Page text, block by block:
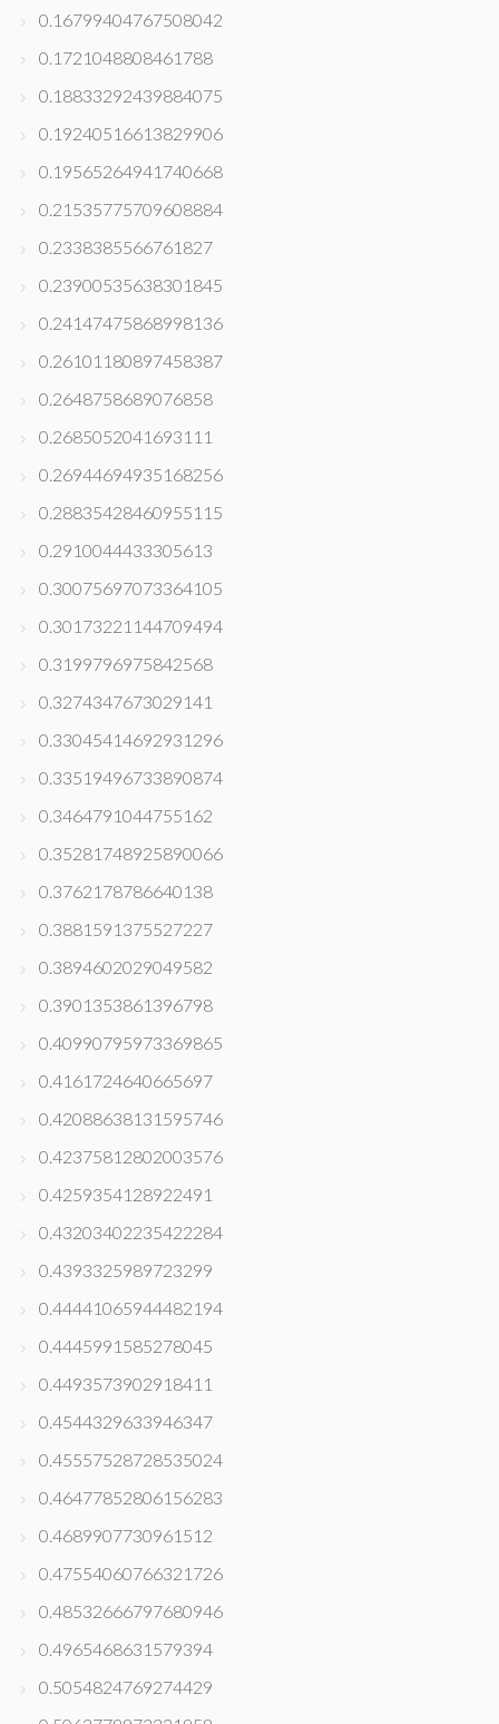
0.16799404767508042
0.1721048808461788
0.18833292439884075
0.19240516613829906
0.19565264941740668
0.21535775709608884
0.2338385566761827
0.23900535638301845
0.24147475868998136
0.26101180897458387
0.2648758689076858
0.2685052041693111
0.26944694935168256
0.28835428460955115
0.2910044433305613
0.30075697073364105
0.30173221144709494
0.3199796975842568
0.3274347673029141
0.33045414692931296
0.33519496733890874
0.3464791044755162
0.35281748925890066
0.3762178786640138
0.3881591375527227
0.3894602029049582
0.3901353861396798
0.40990795973369865
0.4161724640665697
0.42088638131595746
0.42375812802003576
0.4259354128922491
0.43203402235422284
0.4393325989723299
0.44441065944482194
0.4445991585278045
0.4493573902918411
0.4544329633946347
0.45557528728535024
0.46477852806156283
0.4689907730961512
0.47554060766321726
0.48532666797680946
0.4965468631579394
0.5054824769274429